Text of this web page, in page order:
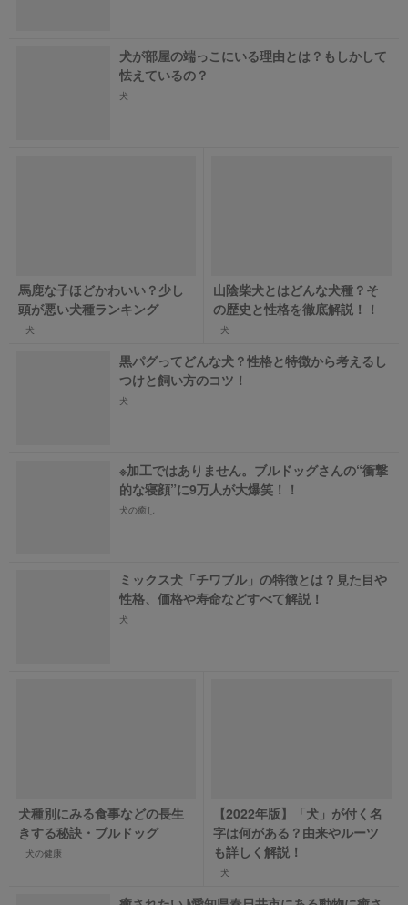
犬が部屋の端っこにいる理由とは？もしかして
怯えているの？
犬
馬鹿な子ほどかわいい？少し
頭が悪い犬種ランキング
犬
山陰柴犬とはどんな犬種？そ
の歴史と性格を徹底解説！！
犬
黒パグってどんな犬？性格と特徴から考えるし
つけと飼い方のコツ！
犬
※加工ではありません。ブルドッグさんの“衝撃
的な寝顔”に9万人が大爆笑！！
犬の癒し
ミックス犬「チワブル」の特徴とは？見た目や
性格、価格や寿命などすべて解説！
犬
犬種別にみる食事などの長生
きする秘訣・ブルドッグ
犬の健康
【2022年版】「犬」が付く名
字は何がある？由来やルーツ
も詳しく解説！
犬